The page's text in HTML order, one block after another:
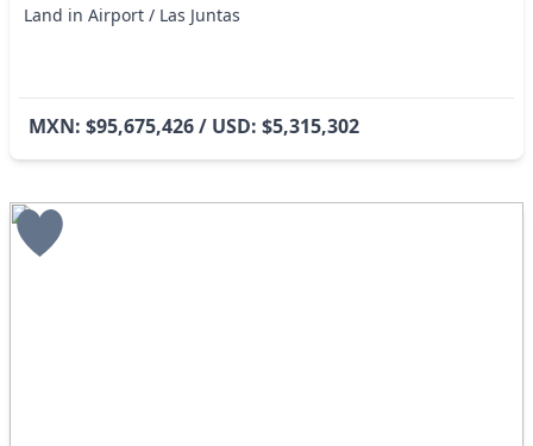
Land in Airport / Las Juntas
MXN: $95,675,426 / USD: $5,315,302